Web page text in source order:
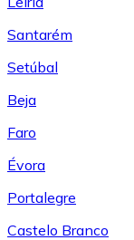
Santarém
Setúbal
Beja
Faro
Évora
Portalegre
Castelo Branco